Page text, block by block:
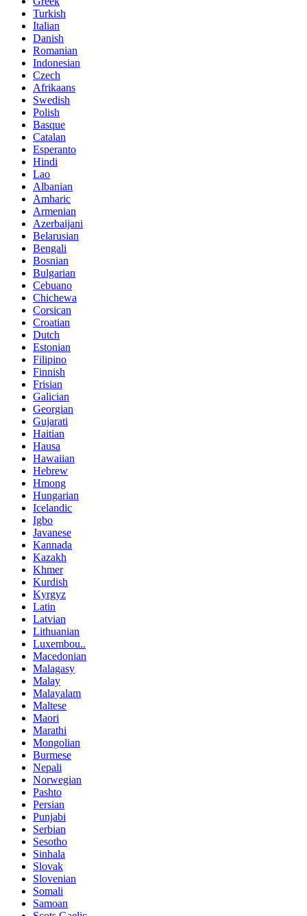
Turkish
Italian
Danish
Romanian
Indonesian
Czech
Afrikaans
Swedish
Polish
Basque
Catalan
Esperanto
Hindi
Lao
Albanian
Amharic
Armenian
Azerbaijani
Belarusian
Bengali
Bosnian
Bulgarian
Cebuano
Chichewa
Corsican
Croatian
Dutch
Estonian
Filipino
Finnish
Frisian
Galician
Georgian
Gujarati
Haitian
Hausa
Hawaiian
Hebrew
Hmong
Hungarian
Icelandic
Igbo
Javanese
Kannada
Kazakh
Khmer
Kurdish
Kyrgyz
Latin
Latvian
Lithuanian
Luxembou..
Macedonian
Malagasy
Malay
Malayalam
Maltese
Maori
Marathi
Mongolian
Burmese
Nepali
Norwegian
Pashto
Persian
Punjabi
Serbian
Sesotho
Sinhala
Slovak
Slovenian
Somali
Samoan